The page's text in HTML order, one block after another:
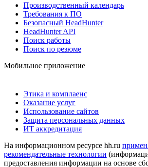
Производственный календарь
Требования к ПО
Безопасный HeadHunter
HeadHunter API
Поиск работы
Поиск по резюме
Мобильное приложение
Этика и комплаенс
Оказание услуг
Использование сайтов
Защита персональных данных
ИТ аккредитация
На информационном ресурсе hh.ru
рекомендательные технологии
предоставления информации на основе